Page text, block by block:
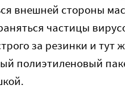
внешней стороны
частицы
за резинки и тут
полиэтиленовый